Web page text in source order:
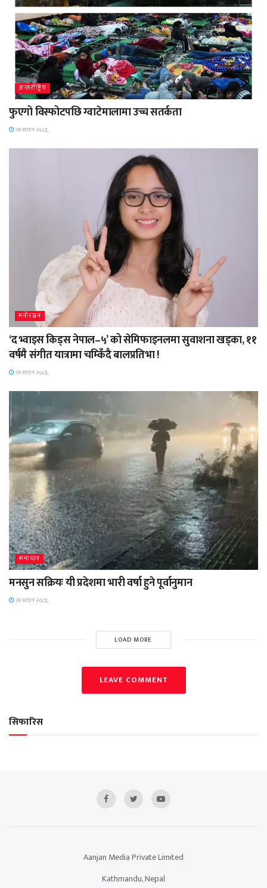
अन्तर्राष्ट्रिय
फुएगो विस्फोटपछि ग्वाटेमालामा उच्च सतर्कता
२१ साउन २०८३,
मनोरञ्जन
‘द भ्वाइस किड्स नेपाल–५’ को सेमिफाइनलमा सुवाशना खड्का, ११
वर्षमै संगीत यात्रामा चम्किँदै बालप्रतिभा !
२१ साउन २०८३,
समाचार
मनसुन सक्रियः यी प्रदेशमा भारी वर्षा हुने पूर्वानुमान
२१ साउन २०८३,
LOAD MORE
LEAVE COMMENT
सिफारिस
Aanjan Media Private Limited
Kathmandu, Nepal